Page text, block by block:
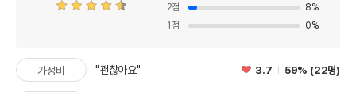
2점 8%
1 점 0%
가성비 "괜찮아요" 3.7 59% (22명)